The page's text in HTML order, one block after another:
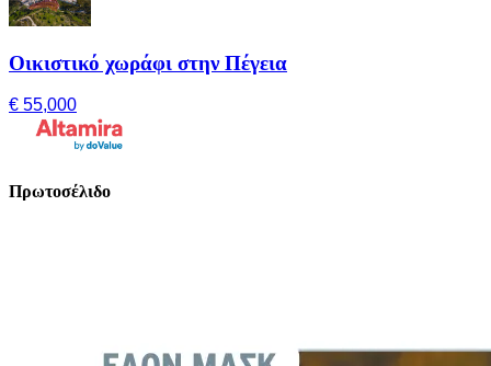
Οικιστικό χωράφι στην Πέγεια
€ 55,000
Πρωτοσέλιδο